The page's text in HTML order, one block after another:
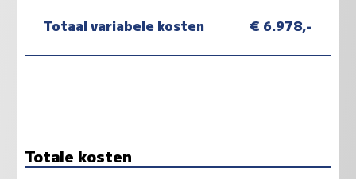
Totaal variabele kosten € 6.978,-
Totale kosten